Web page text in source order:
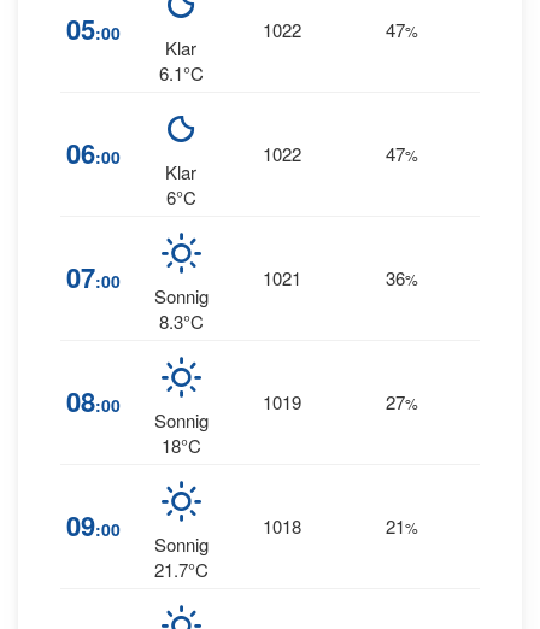
05:00
Klar
6.1°C
1022 47%
06:00
Klar
6°C
1022 47%
07:00
Sonnig
8.3°C
1021 36%
08:00
Sonnig
18°C
1019 27%
09:00
Sonnig
21.7°C
1018 21%